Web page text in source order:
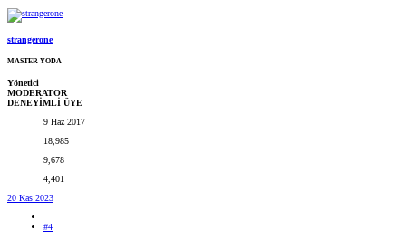
strangerone
MASTER YODA
Yönetici
MODERATOR
DENEYİMLİ ÜYE
9 Haz 2017
18,985
9,678
4,401
20 Kas 2023
#4